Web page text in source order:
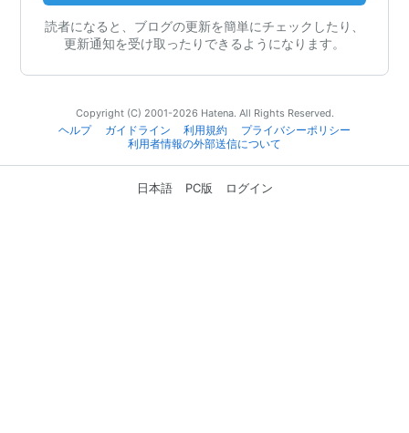
読者になると、ブログの更新を簡単にチェックしたり、
更新通知を受け取ったりできるようになります。
Copyright (C) 2001-2026 Hatena. All Rights Reserved.
ヘルプ
ガイドライン 利用規約
プライバシーポリシー
利用者情報の外部送信について
日本語 PC版 ログイン